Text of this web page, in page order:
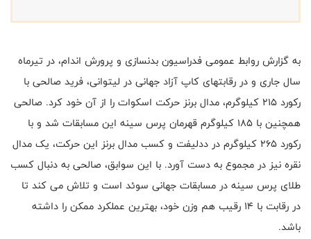
به گزارش روابط عمومی فدراسیون بدنسازی و پرورش اندام، در تیرماه
سال جاری و در رقابتهای کاپ آزاد جهانی در لیتوانی، فرید صالحی با
رکورد 215 کیلوگرم، مدال برنز حرکت اسکوات را از آن خود کرد. صالحی
همچنین با 185 کیلوگرم قهرمان پرس سینه این مسابقات شد و با
رکورد 265 کیلوگرم در ددلیفت و کسب مدال برنز این حرکت، یک مدال
نقره نیز در مجموع به دست آورد. با این سوابق، صالحی به دنبال کسب
طلای پرس سینه در مسابقات جهانی سوئد است و تلاش می کند تا
در رقابت با 14 رقیب هم وزن خود، بهترین عملکرد ممکن را داشته
باشد.